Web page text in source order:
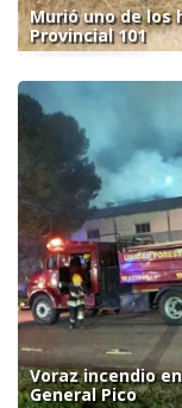
Murió uno de los
Provincial 101
Voraz incendio
General Pico